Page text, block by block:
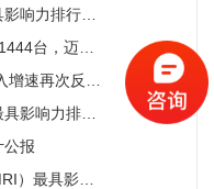
K-MEDICAL系列广受欢迎
、飞利浦排前三
次反超支出
，市场集中度CR3超75%
公报
Vida等型号广受欢迎